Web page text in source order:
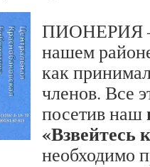
ПИОНЕРИЯ —
нашем
как
членов. Все
посетив наш
«Взвейтесь
необходимо